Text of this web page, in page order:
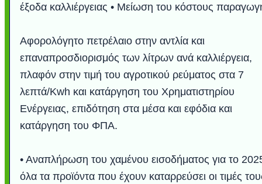
έξοδα καλλιέργειας • Μείωση του κόστους
Αφορολόγητο πετρέλαιο στην αντλία και
επαναπροσδιορισμός των λίτρων ανά καλλιέργεια,
πλαφόν στην τιμή του αγροτικού ρεύματος στα 7
λεπτά/Kwh και κατάργηση του Χρηματιστηρίου
Ενέργειας, επιδότηση στα μέσα και εφόδια και
κατάργηση του ΦΠΑ.
• Αναπλήρωση του χαμένου εισοδήματος για το
όλα τα προϊόντα που έχουν καταρρεύσει οι τιμές